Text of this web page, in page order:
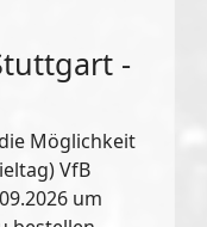
-
Möglichkeit
VfB
um